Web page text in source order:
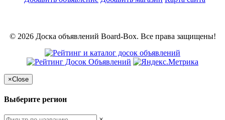
© 2026 Доска объявлений Board-Box. Все права защищены!
×Close
Выберите регион